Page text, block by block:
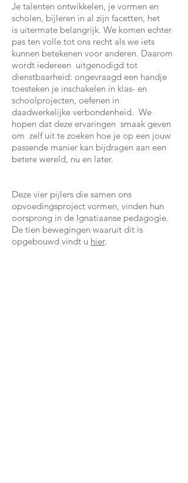
Je talenten ontwikkelen, je vormen en
scholen, bijleren in al zijn facetten, het
is uitermate belangrijk. We komen echter
pas ten volle tot ons recht als we iets
kunnen betekenen voor anderen. Daarom
wordt iedereen uitgenodigd tot
dienstbaarheid: ongevraagd een handje
toesteken je inschakelen in klas- en
schoolprojecten, oefenen in
daadwerkelijke verbondenheid. We
hopen dat deze ervaringen smaak geven
om zelf uit te zoeken hoe je op een jouw
passende manier kan bijdragen aan een
betere wereld, nu en later.
Deze vier pijlers die samen ons
opvoedingsproject vormen, vinden hun
oorsprong in de Ignatiaanse pedagogie.
De tien bewegingen waaruit dit is
opgebouwd vindt u hier.